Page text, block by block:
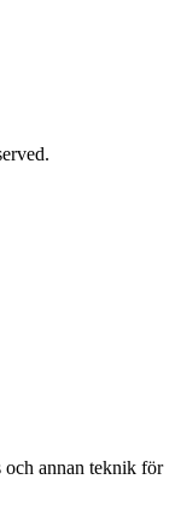
och annan teknik för